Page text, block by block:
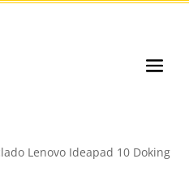
Lenovo Ideapad 10 Doking